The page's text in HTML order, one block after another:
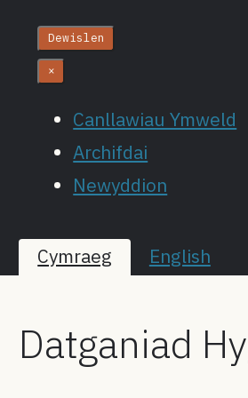
Dewislen
×
Canllawiau Ymweld
Archifdai
Newyddion
Cymraeg English
Datganiad